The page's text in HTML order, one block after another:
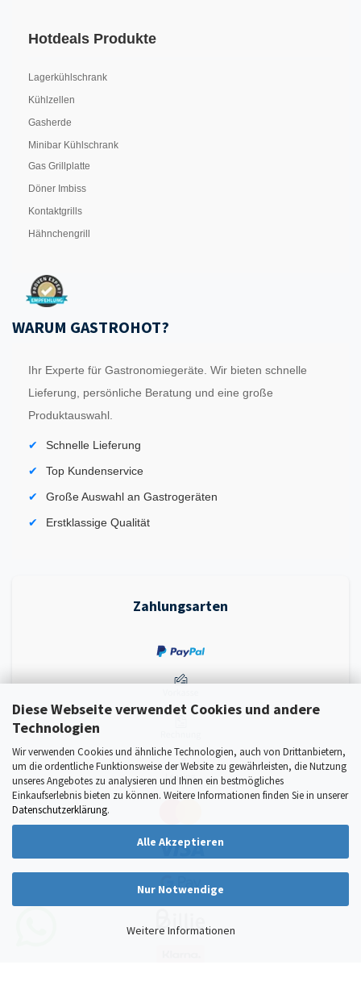
Diese Webseite verwendet Cookies und andere
Technologien
Wir verwenden Cookies und ähnliche Technologien, auch von Drittanbietern,
um die ordentliche Funktionsweise der Website zu gewährleisten, die Nutzung
unseres Angebotes zu analysieren und Ihnen ein bestmögliches
Einkaufserlebnis bieten zu können. Weitere Informationen finden Sie in unserer
Datenschutzerklärung.
Alle Akzeptieren
Nur Notwendige
Weitere Informationen
Hotdeals Produkte
Lagerkühlschrank
Kühlzellen
Gasherde
Minibar Kühlschrank
Gas Grillplatte
Döner Imbiss
Kontaktgrills
Hähnchengrill
WARUM GASTROHOT?
Ihr Experte für Gastronomiegeräte. Wir bieten schnelle
Lieferung, persönliche Beratung und eine große
Produktauswahl.
Schnelle Lieferung
Top Kundenservice
Große Auswahl an Gastrogeräten
Erstklassige Qualität
Zahlungsarten